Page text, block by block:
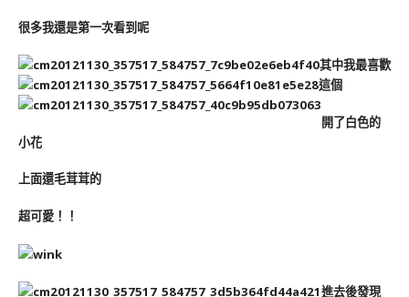
很多我還是第一次看到呢
其中我最喜歡
這個
開了白色的
小花
上面還毛茸茸的
超可愛！！
進去後發現